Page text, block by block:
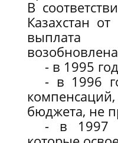
В
Казахстан
выплата
- в 1995
- в 1996
бюджета, не
- в 1997